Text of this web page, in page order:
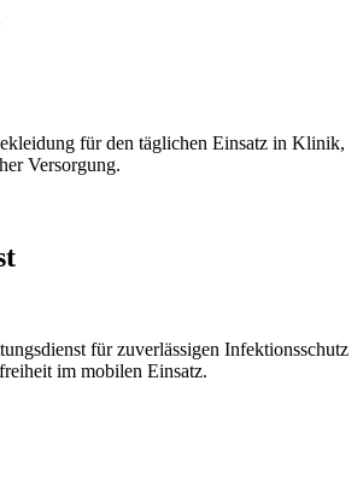
für den täglichen Einsatz in Klinik,
Versorgung.
für zuverlässigen Infektionsschutz
im mobilen Einsatz.